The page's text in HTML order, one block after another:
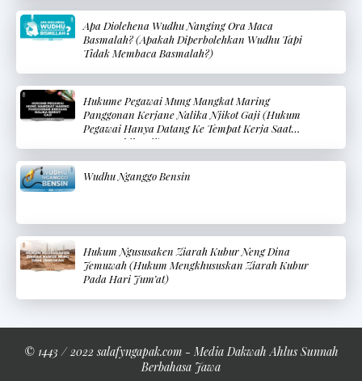
Apa Diolehena Wudhu Nanging Ora Maca
Basmalah? (Apakah Diperbolehkan Wudhu Tapi
Tidak Membaca Basmalah?)
Hukume Pegawai Mung Mangkat Maring
Panggonan Kerjane Nalika Njikot Gaji (Hukum
Pegawai Hanya Datang Ke Tempat Kerja Saat
Mengambil Gaji)
Wudhu Nganggo Bensin
Hukum Ngususaken Ziarah Kubur Neng Dina
Jemuwah (Hukum Mengkhususkan Ziarah Kubur
Pada Hari Jum’at)
© 1443 / 2022 salafyngapak.com - Media Dakwah Ahlus Sunnah
Berbahasa Jawa